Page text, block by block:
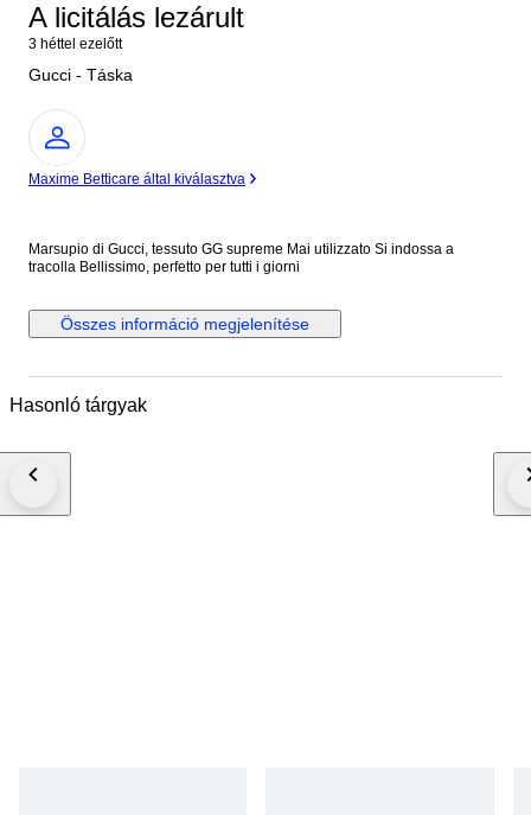
A licitálás lezárult
3 héttel ezelőtt
Gucci - Táska
Szakértő
Maxime Betticare által kiválasztva
Marsupio di Gucci, tessuto GG supreme Mai utilizzato Si indossa a
tracolla Bellissimo, perfetto per tutti i giorni
Összes információ megjelenítése
Hasonló tárgyak